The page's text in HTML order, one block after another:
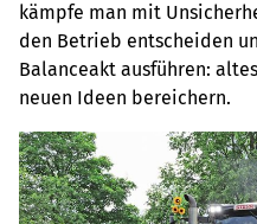
kämpfe man mit
den Betrieb entscheiden
Balanceakt ausführen:
neuen Ideen bereichern.